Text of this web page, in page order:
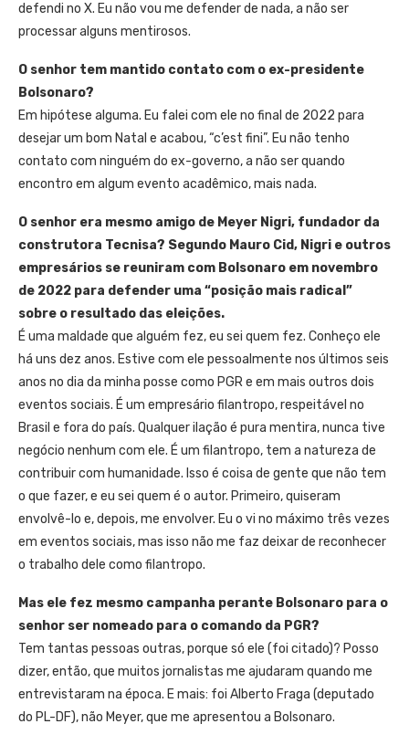
defendi no X. Eu não vou me defender de nada, a não ser
processar alguns mentirosos.
O senhor tem mantido contato com o ex-presidente
Bolsonaro?
Em hipótese alguma. Eu falei com ele no final de 2022 para
desejar um bom Natal e acabou, “c’est fini”. Eu não tenho
contato com ninguém do ex-governo, a não ser quando
encontro em algum evento acadêmico, mais nada.
O senhor era mesmo amigo de Meyer Nigri, fundador da
construtora Tecnisa? Segundo Mauro Cid, Nigri e outros
empresários se reuniram com Bolsonaro em novembro
de 2022 para defender uma “posição mais radical”
sobre o resultado das eleições.
É uma maldade que alguém fez, eu sei quem fez. Conheço ele
há uns dez anos. Estive com ele pessoalmente nos últimos seis
anos no dia da minha posse como PGR e em mais outros dois
eventos sociais. É um empresário filantropo, respeitável no
Brasil e fora do país. Qualquer ilação é pura mentira, nunca tive
negócio nenhum com ele. É um filantropo, tem a natureza de
contribuir com humanidade. Isso é coisa de gente que não tem
o que fazer, e eu sei quem é o autor. Primeiro, quiseram
envolvê-lo e, depois, me envolver. Eu o vi no máximo três vezes
em eventos sociais, mas isso não me faz deixar de reconhecer
o trabalho dele como filantropo.
Mas ele fez mesmo campanha perante Bolsonaro para o
senhor ser nomeado para o comando da PGR?
Tem tantas pessoas outras, porque só ele (foi citado)? Posso
dizer, então, que muitos jornalistas me ajudaram quando me
entrevistaram na época. E mais: foi Alberto Fraga (deputado
do PL-DF), não Meyer, que me apresentou a Bolsonaro.